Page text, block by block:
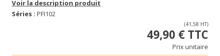
Voir la description produit
Séries : PFI102
(41,58 HT)
49,90 € TTC
Prix unitaire